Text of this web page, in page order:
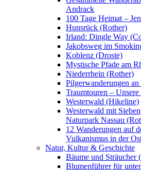
Andrack
100 Tage Heimat –
Hunsrück (Rother)
Irland: Dingle Way
Jakobsweg im
Koblenz (Droste)
Mystische Pfade am
Niederrhein (Rother)
Pilgerwanderungen
Traumtouren –
Westerwald (Hikeline)
Westerwald mit
Naturpark Nassau
12 Wanderungen auf
Vulkanismus in der
Natur, Kultur & Geschichte
Bäume und Sträucher
Blumenführer für